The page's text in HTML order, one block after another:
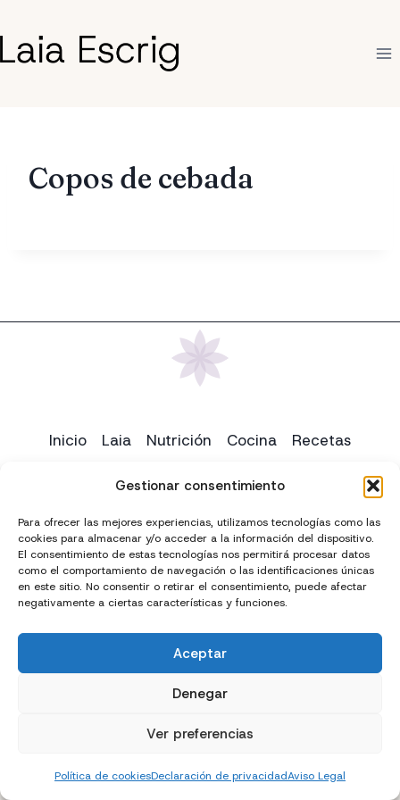
Gestionar consentimiento
Para ofrecer las mejores experiencias, utilizamos tecnologías como las
cookies para almacenar y/o acceder a la información del dispositivo.
El consentimiento de estas tecnologías nos permitirá procesar datos
como el comportamiento de navegación o las identificaciones únicas
en este sitio. No consentir o retirar el consentimiento, puede afectar
negativamente a ciertas características y funciones.
Aceptar
Denegar
Ver preferencias
Política de cookiesDeclaración de privacidadAviso Legal
al
contenido
Copos de cebada
Inicio Laia Nutrición Cocina Recetas
Yoga Contacto
Política de privacidad
Política de cookies (UE)
Aviso Legal